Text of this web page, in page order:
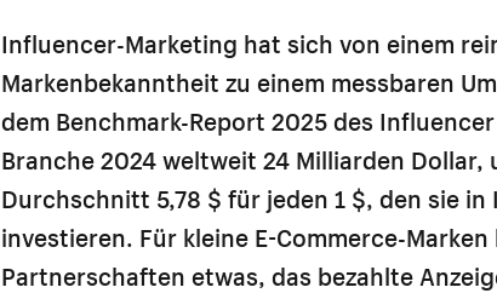
Influencer-Marketing hat sich von einem
Markenbekanntheit zu einem messbaren
dem Benchmark-Report 2025 des
Branche 2024 weltweit 24 Milliarden Dollar,
Durchschnitt 5,78 $ für jeden 1 $, den sie
investieren. Für kleine E-Commerce-
Partnerschaften etwas, das bezahlte